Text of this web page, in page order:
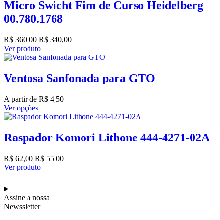
Micro Swicht Fim de Curso Heidelberg
00.780.1768
R$360,00 R$ 340,00
Ver produto
Ventosa Sanfonada para GTO
A partir de R$ 4,50
Ver opções
Raspador Komori Lithone 444-4271-02A
R$62,00 R$ 55,00
Ver produto
Assine a nossa
Newssletter